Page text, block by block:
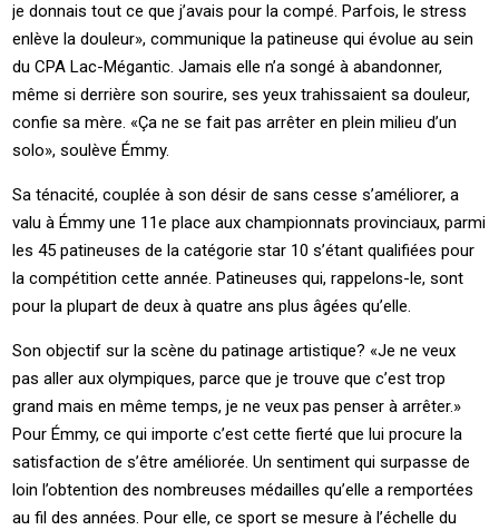
je donnais tout ce que j’avais pour la compé. Parfois, le stress
enlève la douleur», communique la patineuse qui évolue au sein
du CPA Lac-Mégantic. Jamais elle n’a songé à abandonner,
même si derrière son sourire, ses yeux trahissaient sa douleur,
confie sa mère. «Ça ne se fait pas arrêter en plein milieu d’un
solo», soulève Émmy.
Sa ténacité, couplée à son désir de sans cesse s’améliorer, a
valu à Émmy une 11e place aux championnats provinciaux, parmi
les 45 patineuses de la catégorie star 10 s’étant qualifiées pour
la compétition cette année. Patineuses qui, rappelons-le, sont
pour la plupart de deux à quatre ans plus âgées qu’elle.
Son objectif sur la scène du patinage artistique? «Je ne veux
pas aller aux olympiques, parce que je trouve que c’est trop
grand mais en même temps, je ne veux pas penser à arrêter.»
Pour Émmy, ce qui importe c’est cette fierté que lui procure la
satisfaction de s’être améliorée. Un sentiment qui surpasse de
loin l’obtention des nombreuses médailles qu’elle a remportées
au fil des années. Pour elle, ce sport se mesure à l’échelle du